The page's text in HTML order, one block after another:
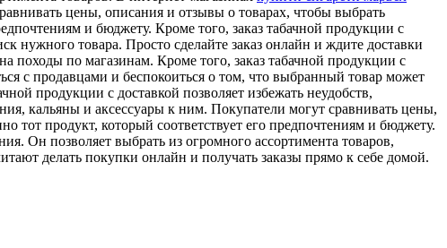
цены, описания и отзывы о товарах, чтобы выбрать
и бюджету. Кроме того, заказ табачной продукции с
нужного товара. Просто сделайте заказ онлайн и ждите доставки
походы по магазинам. Кроме того, заказ табачной продукции с
с продавцами и беспокоиться о том, что выбранный товар может
продукции с доставкой позволяет избежать неудобств,
кальяны и аксессуары к ним. Покупатели могут сравнивать цены,
продукт, который соответствует его предпочтениям и бюджету.
Он позволяет выбрать из огромного ассортимента товаров,
делать покупки онлайн и получать заказы прямо к себе домой.